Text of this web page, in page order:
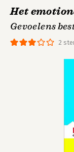
2
Het
Gevoelens